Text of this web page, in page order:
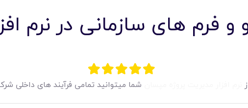
خانه
نوشته ها
مرکز آموزش
و فرم های سازمانی در نرم
شما میتوانید تمامی فرآیند های داخلی